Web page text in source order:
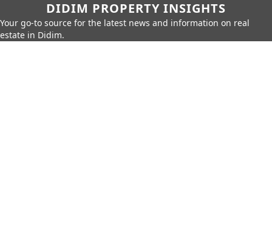
DIDIM PROPERTY INSIGHTS
Your go-to source for the latest news and information on real
estate in Didim.